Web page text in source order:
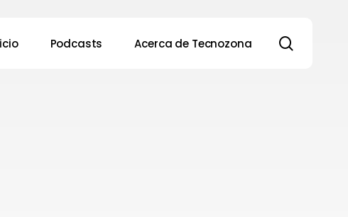
Podcasts Acerca de Tecnozona